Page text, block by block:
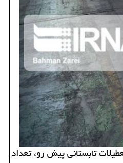
تابستانی پیش رو، تعداد